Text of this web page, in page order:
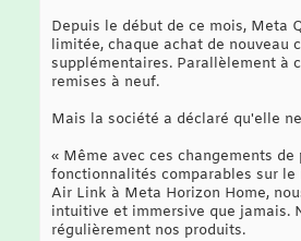
Depuis le début de ce mois, Meta
limitée, chaque achat de nouveau
supplémentaires. Parallèlement à
remises à neuf.
Mais la société a déclaré qu'elle
« Même avec ces changements
fonctionnalités comparables sur le
Air Link à Meta Horizon Home,
intuitive et immersive que jamais.
régulièrement nos produits.